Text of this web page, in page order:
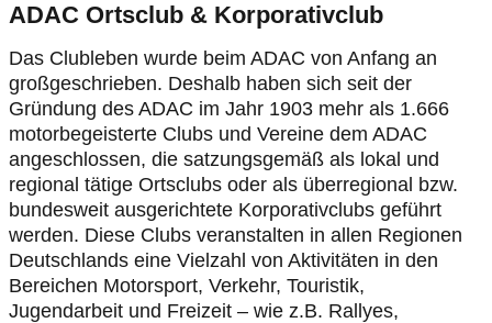
ADAC Ortsclub & Korporativclub
Das Clubleben wurde beim ADAC von Anfang an
großgeschrieben. Deshalb haben sich seit der
Gründung des ADAC im Jahr 1903 mehr als 1.666
motorbegeisterte Clubs und Vereine dem ADAC
angeschlossen, die satzungsgemäß als lokal und
regional tätige Ortsclubs oder als überregional bzw.
bundesweit ausgerichtete Korporativclubs geführt
werden. Diese Clubs veranstalten in allen Regionen
Deutschlands eine Vielzahl von Aktivitäten in den
Bereichen Motorsport, Verkehr, Touristik,
Jugendarbeit und Freizeit – wie z.B. Rallyes,